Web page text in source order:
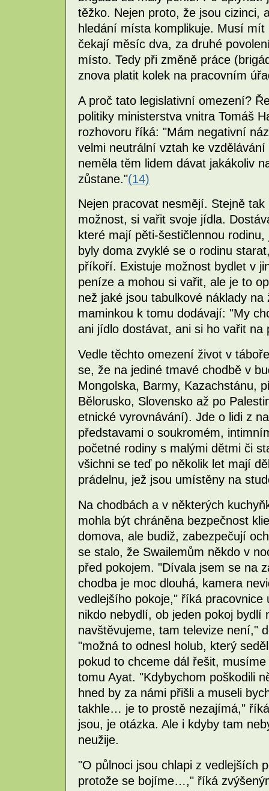
těžko. Nejen proto, že jsou cizinci,
hledání místa komplikuje. Musí
čekají měsíc dva, za druhé
místo. Tedy při změně práce
znova platit kolek na pracovním
A proč tato legislativní omezení?
politiky ministerstva vnitra Tomáš
rozhovoru říká: "Mám negativní
velmi neutrální vztah ke
neměla těm lidem dávat jakákoliv
zůstane."(14)
Nejen pracovat nesmějí. Stejně
možnost, si vařit svoje jídla.
které mají pěti-šestičlennou
byly doma zvyklé se o rodinu
příkoří. Existuje možnost bydlet v
peníze a mohou si vařit, ale je to
než jaké jsou tabulkové náklady
maminkou k tomu dodávají: "My
ani jídlo dostávat, ani si ho vařit na
Vedle těchto omezení život v
se, že na jediné tmavé chodbě v
Mongolska, Barmy, Kazachstánu,
Bělorusko, Slovensko až po
etnické vyrovnávání). Jde o lidi z
představami o soukromém,
početné rodiny s malými dětmi či
všichni se teď po několik let mají
prádelnu, jež jsou umístěny na
Na chodbách a v některých
mohla být chráněna bezpečnost
domova, ale budiž, zabezpečují
se stalo, že Swailemům někdo v
před pokojem. "Dívala jsem se na
chodba je moc dlouhá, kamera
vedlejšího pokoje," říká
nikdo nebydlí, ob jeden pokoj bydlí
navštěvujeme, tam televize není,"
"možná to odnesl holub, který
pokud to chceme dál řešit,
tomu Ayat. "Kdybychom poškodili
hned by za námi přišli a museli
takhle… je to prostě nezajímá,"
jsou, je otázka. Ale i kdyby tam
neužije.
"O půlnoci jsou chlapi z vedlejších
protože se bojíme…," říká